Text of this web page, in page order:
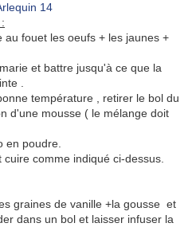
au fouet les oeufs + les jaunes +
et battre jusqu'à ce que la
.
température , retirer le bol du
d'une mousse ( le mélange doit
en poudre.
comme indiqué ci-dessus.
graines de vanille +la gousse et
dans un bol et laisser infuser la